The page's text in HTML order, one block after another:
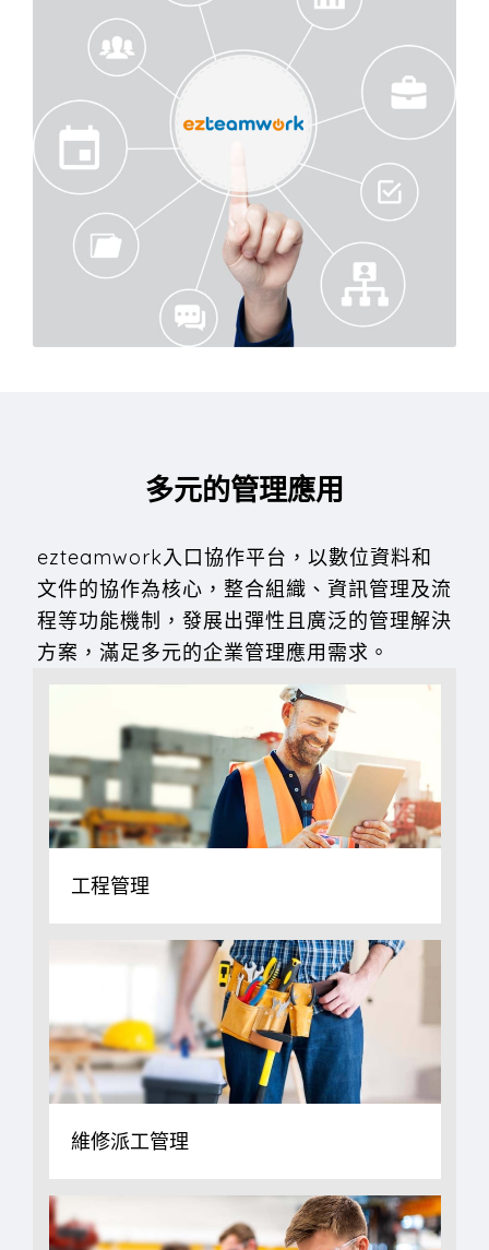
多元的管理應用
ezteamwork入口協作平台，以數位資料和
文件的協作為核心，整合組織、資訊管理及流
程等功能機制，發展出彈性且廣泛的管理解決
方案，滿足多元的企業管理應用需求。
工程管理
維修派工管理